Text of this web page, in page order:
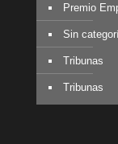
Premio
Sin
Tribunas
Tribunas